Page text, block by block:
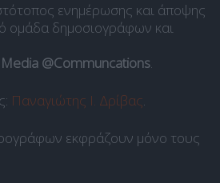
ενημέρωσης και άποψης
ομάδα δημοσιογράφων και
@Communcations.
Παναγιώτης Ι. Δρίβας.
εκφράζουν μόνο τους